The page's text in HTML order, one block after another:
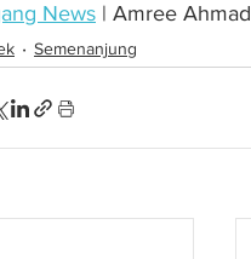
News | Amree Ahmad
Semenanjung